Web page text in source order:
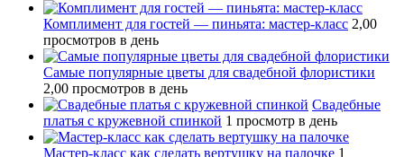
Комплимент для гостей — пиньята: мастер-класс 2,00
просмотров в день
Самые популярные цветы для свадебной флористики
2,00 просмотров в день
Свадебные
платья с кружевной спинкой 1 просмотр в день
Мастер-класс как сделать вертушку на палочке 1